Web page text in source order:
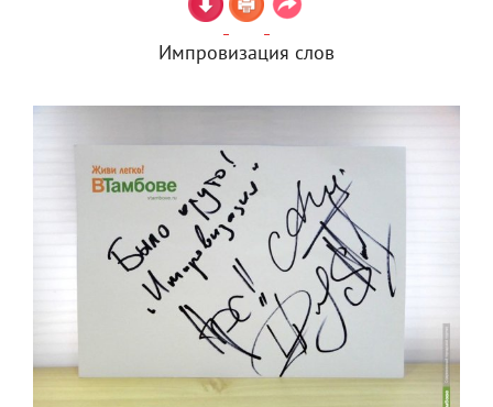
Импровизация слов